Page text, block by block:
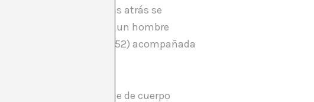
Unas semanas atrás se
un vaso de mar para un hombre
Invenção de Orfeu (1952) acompañada
artistas en esa especie de cuerpo